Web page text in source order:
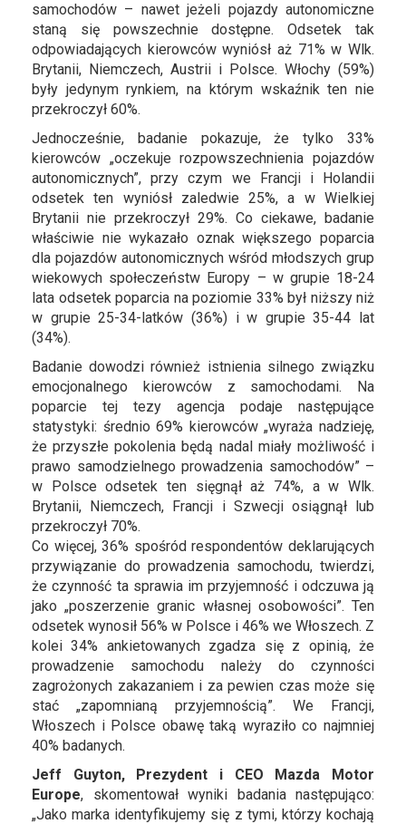
samochodów – nawet jeżeli pojazdy autonomiczne
staną się powszechnie dostępne. Odsetek tak
odpowiadających kierowców wyniósł aż 71% w Wlk.
Brytanii, Niemczech, Austrii i Polsce. Włochy (59%)
były jedynym rynkiem, na którym wskaźnik ten nie
przekroczył 60%.
Jednocześnie, badanie pokazuje, że tylko 33%
kierowców „oczekuje rozpowszechnienia pojazdów
autonomicznych”, przy czym we Francji i Holandii
odsetek ten wyniósł zaledwie 25%, a w Wielkiej
Brytanii nie przekroczył 29%. Co ciekawe, badanie
właściwie nie wykazało oznak większego poparcia
dla pojazdów autonomicznych wśród młodszych grup
wiekowych społeczeństw Europy – w grupie 18-24
lata odsetek poparcia na poziomie 33% był niższy niż
w grupie 25-34-latków (36%) i w grupie 35-44 lat
(34%).
Badanie dowodzi również istnienia silnego związku
emocjonalnego kierowców z samochodami. Na
poparcie tej tezy agencja podaje następujące
statystyki: średnio 69% kierowców „wyraża nadzieję,
że przyszłe pokolenia będą nadal miały możliwość i
prawo samodzielnego prowadzenia samochodów” –
w Polsce odsetek ten sięgnął aż 74%, a w Wlk.
Brytanii, Niemczech, Francji i Szwecji osiągnął lub
przekroczył 70%.
Co więcej, 36% spośród respondentów deklarujących
przywiązanie do prowadzenia samochodu, twierdzi,
że czynność ta sprawia im przyjemność i odczuwa ją
jako „poszerzenie granic własnej osobowości”. Ten
odsetek wynosił 56% w Polsce i 46% we Włoszech. Z
kolei 34% ankietowanych zgadza się z opinią, że
prowadzenie samochodu należy do czynności
zagrożonych zakazaniem i za pewien czas może się
stać „zapomnianą przyjemnością”. We Francji,
Włoszech i Polsce obawę taką wyraziło co najmniej
40% badanych.
Jeff Guyton, Prezydent i CEO Mazda Motor
Europe, skomentował wyniki badania następująco:
„Jako marka identyfikujemy się z tymi, którzy kochają